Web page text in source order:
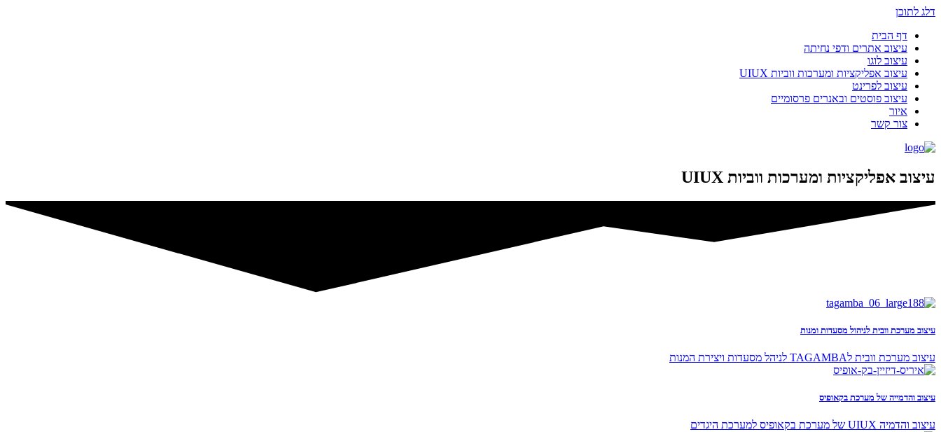
דלג לתוכן
דף הבית
עיצוב אתרים ודפי נחיתה
עיצוב לוגו
עיצוב אפליקציות ומערכות ווביות UIUX​
עיצוב לפרינט
עיצוב פוסטים ובאנרים פרסומיים
איור
צור קשר
עיצוב אפליקציות ומערכות ווביות UIUX
עיצוב מערכת וובית לניהול מסעדות ומנות
עיצוב מערכת וובית לTAGAMBA לניהל מסעדות ויצירת המנות
עיצוב והדמייה של מערכת בקאופיס
עיצוב והדמיה UIUX של מערכת בקאופיס למערכת היגדים